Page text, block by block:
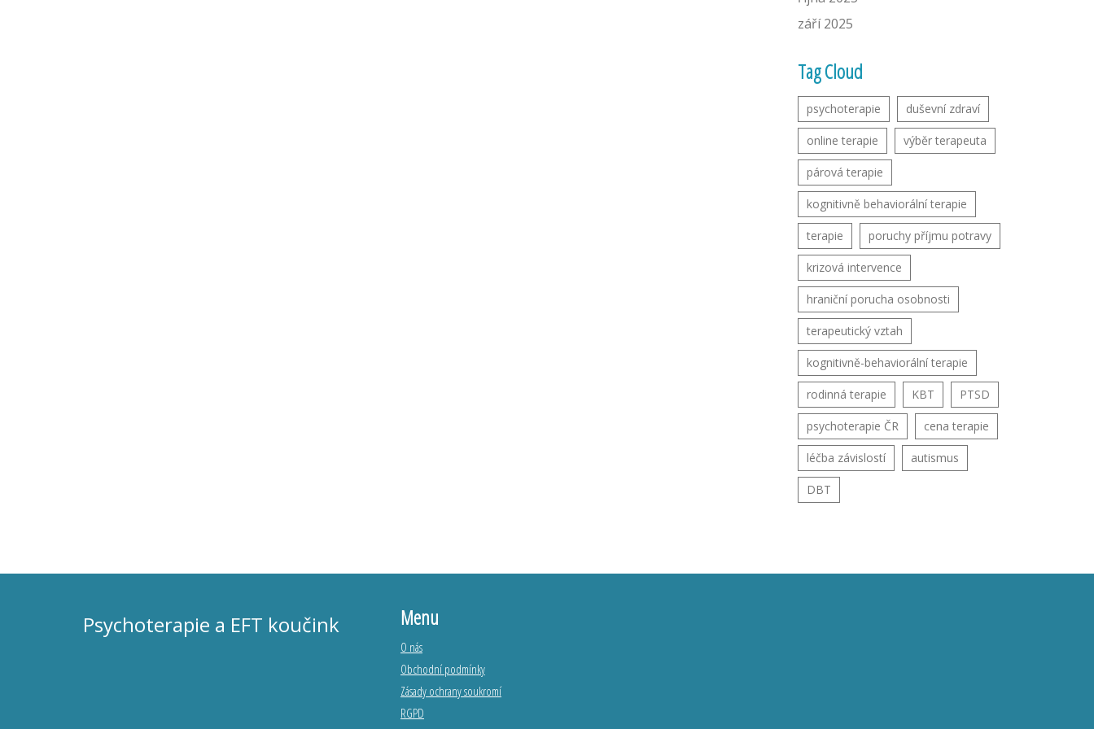
září 2025
Tag Cloud
psychoterapie duševní zdraví
online terapie výběr terapeuta
párová terapie
kognitivně behaviorální terapie
terapie poruchy příjmu potravy
krizová intervence
hraniční porucha osobnosti
terapeutický vztah
kognitivně-behaviorální terapie
rodinná terapie KBT PTSD
psychoterapie ČR cena terapie
léčba závislostí autismus
DBT
Psychoterapie a EFT koučink Menu
O nás
Obchodní podmínky
Zásady ochrany soukromí
RGPD